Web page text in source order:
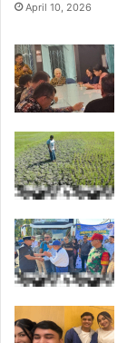
April 10, 2026